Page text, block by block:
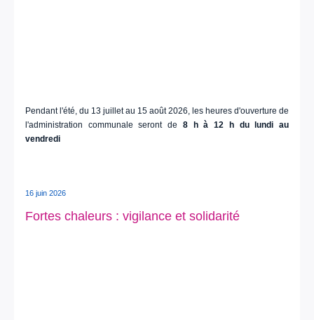
Pendant l'été, du 13 juillet au 15 août 2026, les heures d'ouverture de
l'administration communale seront de 8 h à 12 h du lundi au
vendredi
16 juin 2026
Fortes chaleurs : vigilance et solidarité